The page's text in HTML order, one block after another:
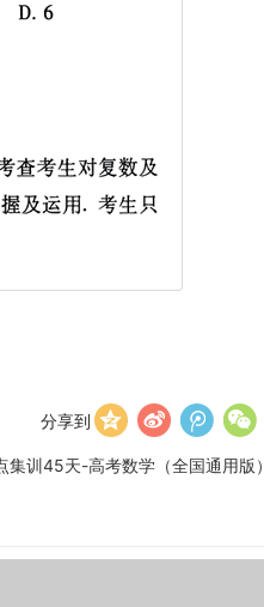
分享到
集训45天-高考数学（全国通用版）